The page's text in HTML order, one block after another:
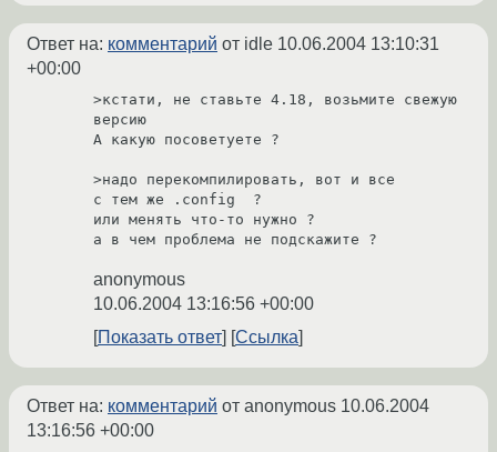
Ответ на: комментарий от idle 10.06.2004 13:10:31
+00:00
>кстати, не ставьте 4.18, возьмите свежую
версию
А какую посоветуете ?
>надо перекомпилировать, вот и все
с тем же .config  ?
или менять что-то нужно ?
anonymous
10.06.2004 13:16:56 +00:00
Показать ответ
Ссылка
Ответ на: комментарий от anonymous 10.06.2004
13:16:56 +00:00